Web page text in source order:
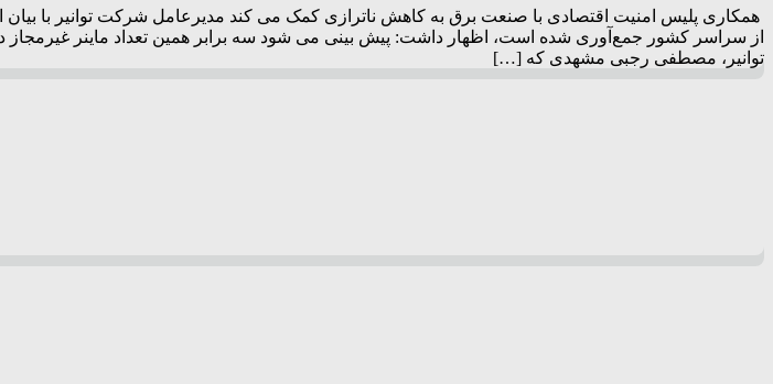
از سراسر کشور جمع‌آوری شده است، اظهار داشت: پیش بینی می شود سه برابر همین تعداد ماینر
توانیر، مصطفی رجبی مشهدی که […]